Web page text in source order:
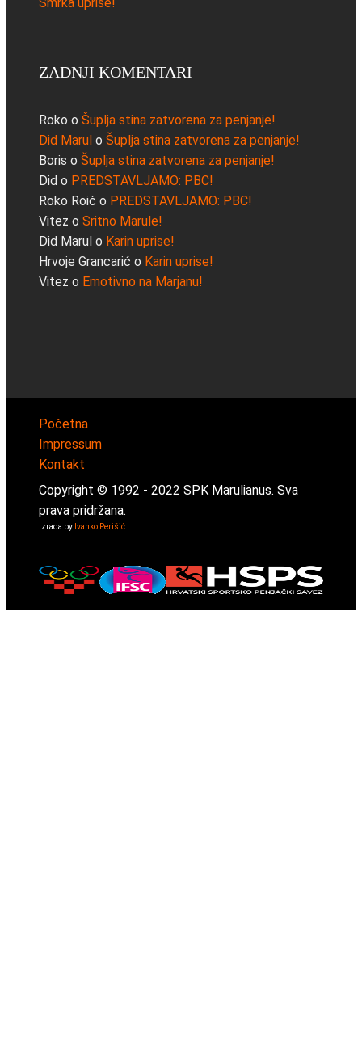
ZADNJI KOMENTARI
Roko o Šuplja stina zatvorena za penjanje!
Did Marul o Šuplja stina zatvorena za penjanje!
Boris o Šuplja stina zatvorena za penjanje!
Did o PREDSTAVLJAMO: PBC!
Roko Roić o PREDSTAVLJAMO: PBC!
Vitez o Sritno Marule!
Did Marul o Karin uprise!
Hrvoje Grancarić o Karin uprise!
Vitez o Emotivno na Marjanu!
Početna
Impressum
Kontakt
Copyright © 1992 - 2022 SPK Marulianus. Sva
prava pridržana.
Izrada by Ivanko Perišić